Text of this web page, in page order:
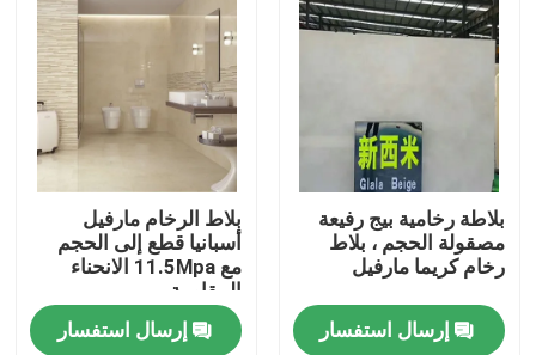
بلاطة رخامية بيج رفيعة
مصقولة الحجم ، بلاط
رخام كريما مارفيل
إرسال استفسار
بلاط الرخام مارفيل
أسبانيا قطع إلى الحجم
مع 11.5Mpa الانحناء
المقاومة
إرسال استفسار